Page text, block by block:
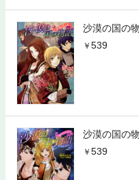
沙漠の国の
539
沙漠の国の
539